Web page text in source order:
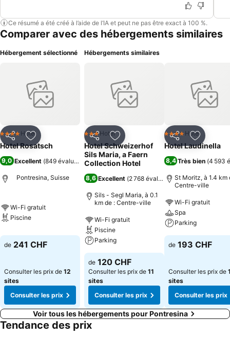
Ce résumé a été créé à l’aide de l’IA et peut ne pas être exact à 100 %.
Comparer avec des hébergements similaires
Hébergement sélectionné
PartagerAjouter à mes favoris
4 ÉtoilesHotel
Hotel Rosatsch
9,0 Excellent (849 évaluations)
Pontresina, Suisse
Wi-Fi gratuit
Piscine
de 241 CHF
Consulter les prix de 12
sites
Consulter les prix
Hébergements similaires
PartagerAjouter à mes favoris
3 ÉtoilesHotel
Hotel Schweizerhof
Sils Maria, a Faern
Collection Hotel
8,6 Excellent (2 768 évaluations)
Sils - Segl Maria, à 0.1
km de : Centre-ville
Wi-Fi gratuit
Piscine
Parking
de 120 CHF
Consulter les prix de 11
sites
Consulter les prix
PartagerAjouter
4 ÉtoilesHotel
Hotel Laudinella
8,4 Très bien (4 593
St Moritz, à 1.4 km
Centre-ville
Wi-Fi gratuit
Spa
Parking
de 193 CHF
Consulter les prix de
sites
Consulter les prix
Voir tous les hébergements pour Pontresina
Tendance des prix